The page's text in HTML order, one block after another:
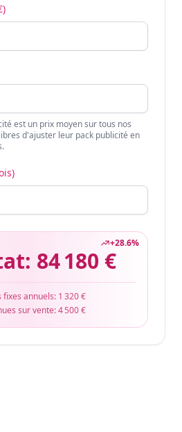
est un prix moyen sur tous nos
d'ajuster leur pack publicité en
+28.6%
84 180 €
fixes annuels: 1 320 €
sur vente:4 500 €